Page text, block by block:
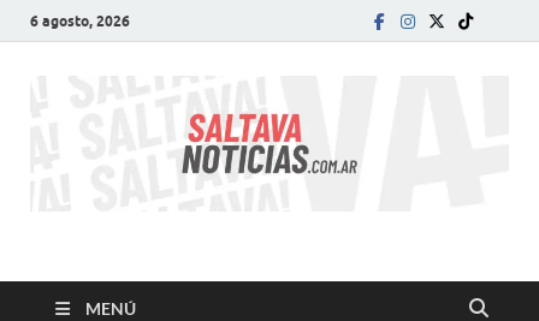
6 agosto, 2026
SALTA VA!
MENÚ